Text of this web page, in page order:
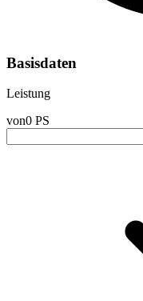
Basisdaten
Leistung
von0 PS